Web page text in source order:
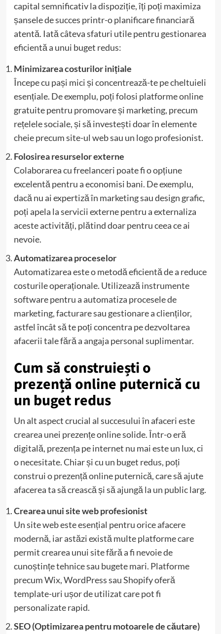
capital semnificativ la dispoziție, îți poți maximiza
șansele de succes printr-o planificare financiară
atentă. Iată câteva sfaturi utile pentru gestionarea
eficientă a unui buget redus:
Minimizarea costurilor inițiale
Începe cu pași mici și concentrează-te pe cheltuieli
esențiale. De exemplu, poți folosi platforme online
gratuite pentru promovare și marketing, precum
rețelele sociale, și să investești doar în elemente
cheie precum site-ul web sau un logo profesionist.
Folosirea resurselor externe
Colaborarea cu freelanceri poate fi o opțiune
excelentă pentru a economisi bani. De exemplu,
dacă nu ai expertiză în marketing sau design grafic,
poți apela la servicii externe pentru a externaliza
aceste activități, plătind doar pentru ceea ce ai
nevoie.
Automatizarea proceselor
Automatizarea este o metodă eficientă de a reduce
costurile operaționale. Utilizează instrumente
software pentru a automatiza procesele de
marketing, facturare sau gestionare a clienților,
astfel încât să te poți concentra pe dezvoltarea
afacerii tale fără a angaja personal suplimentar.
Cum să construiești o
prezență online puternică cu
un buget redus
Un alt aspect crucial al succesului în afaceri este
crearea unei prezențe online solide. Într-o eră
digitală, prezența pe internet nu mai este un lux, ci
o necesitate. Chiar și cu un buget redus, poți
construi o prezență online puternică, care să ajute
afacerea ta să crească și să ajungă la un public larg.
Crearea unui site web profesionist
Un site web este esențial pentru orice afacere
modernă, iar astăzi există multe platforme care
permit crearea unui site fără a fi nevoie de
cunoștințe tehnice sau bugete mari. Platforme
precum Wix, WordPress sau Shopify oferă
template-uri ușor de utilizat care pot fi
personalizate rapid.
SEO (Optimizarea pentru motoarele de căutare)